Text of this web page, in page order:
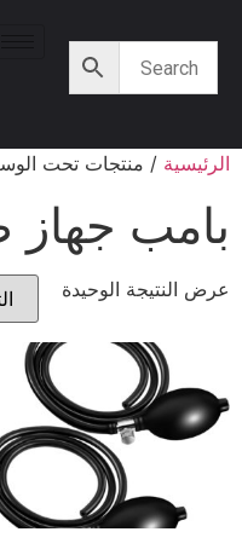
الرئيسية/ منتجات تحت
بامب
عرض النتيجة الوحيدة